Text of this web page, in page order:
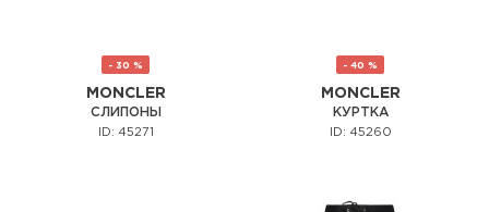
- 30 %
MONCLER
СЛИПОНЫ
ID: 45271
- 40 %
MONCLER
КУРТКА
ID: 45260